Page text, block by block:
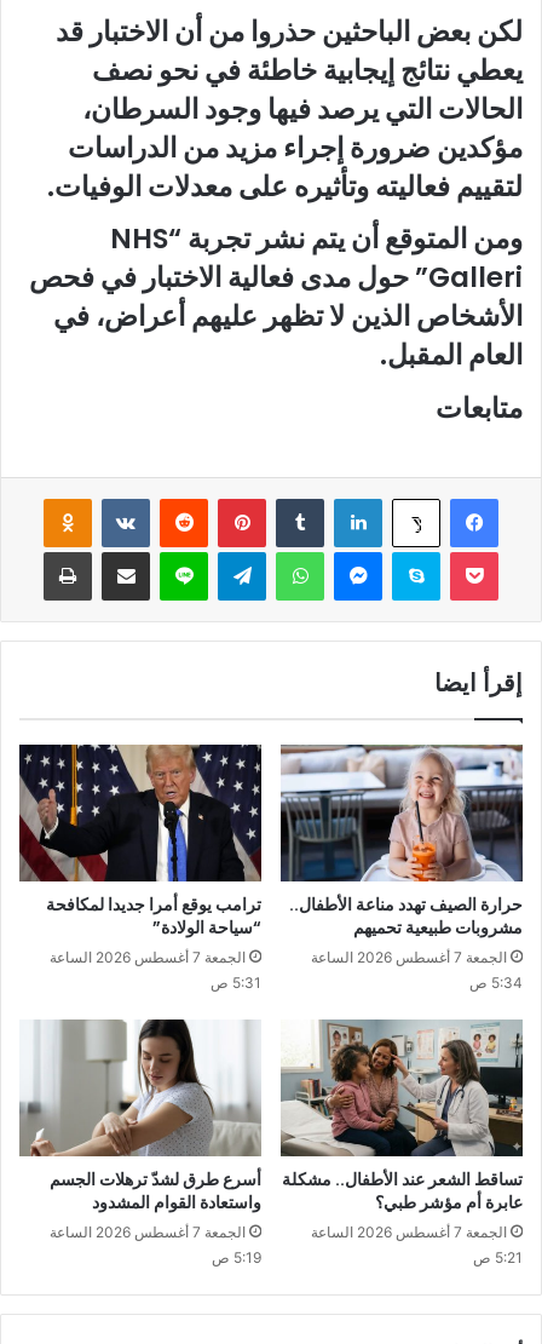
لكن بعض الباحثين حذروا من أن الاختبار قد
يعطي نتائج إيجابية خاطئة في نحو نصف
الحالات التي يرصد فيها وجود السرطان،
مؤكدين ضرورة إجراء مزيد من الدراسات
لتقييم فعاليته وتأثيره على معدلات الوفيات.
ومن المتوقع أن يتم نشر تجربة “NHS
Galleri” حول مدى فعالية الاختبار في فحص
الأشخاص الذين لا تظهر عليهم أعراض، في
العام المقبل.
متابعات
فيسبوك ‫X لينكدإن بينتيريست
سكايب واتساب لاين
إقرأ ايضا
حرارة الصيف تهدد مناعة الأطفال..
مشروبات طبيعية تحميهم
الجمعة 7 أغسطس 2026 الساعة
5:34 ص
ترامب يوقع أمرا جديدا لمكافحة
“سياحة الولادة”
الجمعة 7 أغسطس 2026 الساعة
5:31 ص
تساقط الشعر عند الأطفال.. مشكلة
عابرة أم مؤشر طبي؟
الجمعة 7 أغسطس 2026 الساعة
5:21 ص
أسرع طرق لشدّ ترهلات الجسم
واستعادة القوام المشدود
الجمعة 7 أغسطس 2026 الساعة
5:19 ص